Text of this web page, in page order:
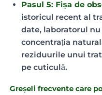
Pasul 5: Fișa de
istoricul recent al
date, laboratorul
concentrația
reziduurile unui
pe cuticulă.
Greșeli frecvente care